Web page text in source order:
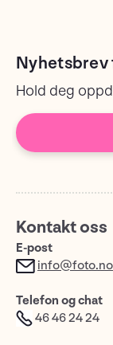
Nyhetsbrev
Hold deg
Kontakt oss
E-post
info@foto.no
Telefon og chat
46 46 24 24